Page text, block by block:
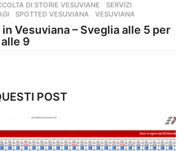
DI STORIE VESUVIANE ,SERVIZI
,SPOTTED VESUVIANA ,VESUVIANA
Vesuviana – Sveglia alle 5 per
9
POST